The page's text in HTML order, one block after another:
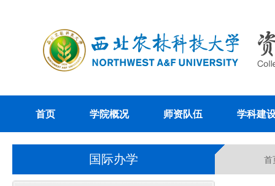
首页 学院概况 师资队伍 学科建
国际办学 首